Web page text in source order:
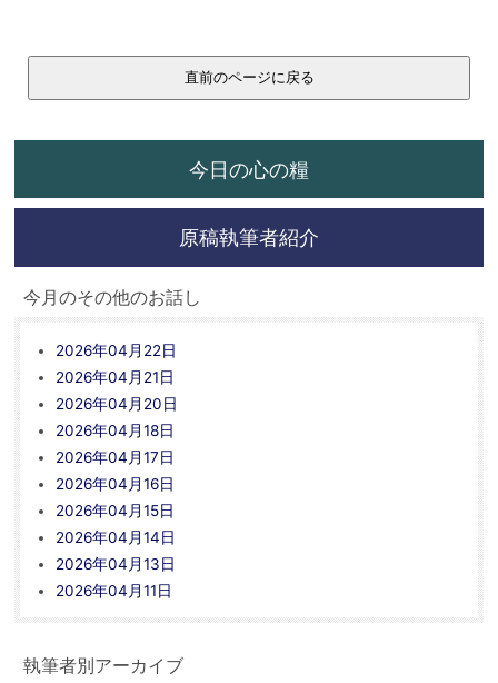
今日の心の糧
原稿執筆者紹介
今月のその他のお話し
2026年04月22日
2026年04月21日
2026年04月20日
2026年04月18日
2026年04月17日
2026年04月16日
2026年04月15日
2026年04月14日
2026年04月13日
2026年04月11日
執筆者別アーカイブ